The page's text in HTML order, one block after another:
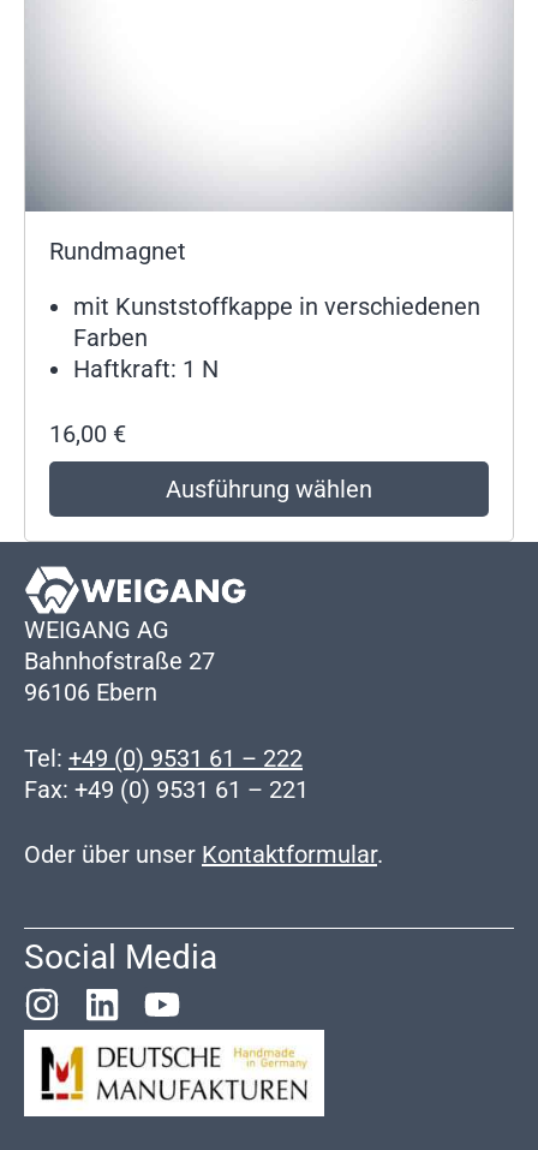
Rundmagnet
mit Kunststoffkappe in verschiedenen
Farben
Haftkraft: 1 N
16,00 €
Ausführung wählen
WEIGANG AG
Bahnhofstraße 27
96106 Ebern
Tel: +49 (0) 9531 61 – 222
Fax: +49 (0) 9531 61 – 221
Oder über unser Kontaktformular.
Social Media